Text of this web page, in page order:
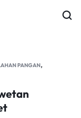
PANGAN,